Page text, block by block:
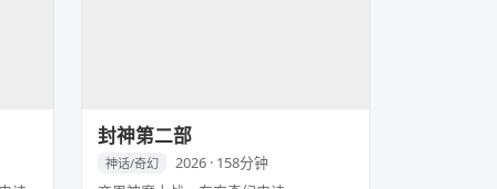
封神第二部
神话/奇幻
2026 · 158分钟